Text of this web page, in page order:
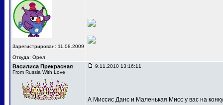
Зарегистрирован: 11.08.2009
Откуда: Орел
Василиса Прекрасная
From Russia With Love
9.11.2010 13:16:11
А Миссис Данс и Маленькая Мисс у вас на